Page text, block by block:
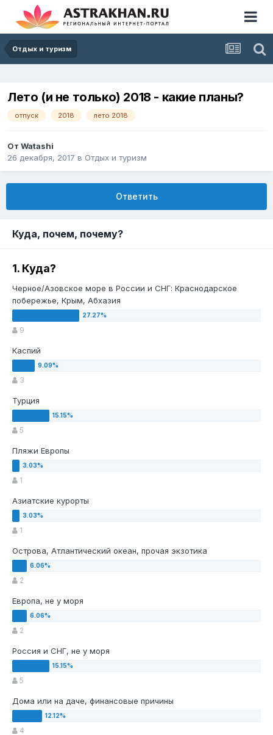
Отдых и туризм
Лето (и не только) 2018 - какие планы?
отпуск 2018 лето 2018
От Watashi
26 декабря, 2017 в Отдых и туризм
Ответить
Куда, почем, почему?
1. Куда?
Черное/Азовское море в России и СНГ: Краснодарское
побережье, Крым, Абхазия
9
Каспий
3
Турция
5
Пляжи Европы
1
Азиатские курорты
1
Острова, Атлантический океан, прочая экзотика
2
Европа, не у моря
2
Россия и СНГ, не у моря
5
Дома или на даче, финансовые причины
4